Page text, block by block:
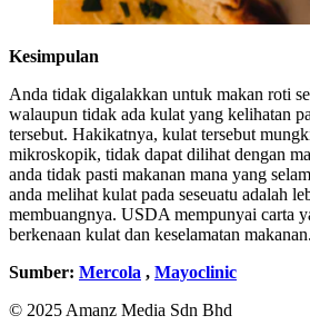
Kesimpulan
Anda tidak digalakkan untuk makan roti
walaupun tidak ada kulat yang kelihatan
tersebut. Hakikatnya, kulat tersebut
mikroskopik, tidak dapat dilihat dengan
anda tidak pasti makanan mana yang
anda melihat kulat pada seseuatu adalah
membuangnya. USDA mempunyai carta
berkenaan kulat dan keselamatan makanan.
Sumber: Mercola , Mayoclinic
© 2025 Amanz Media Sdn Bhd